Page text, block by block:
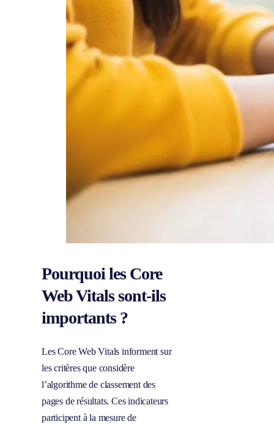
Pourquoi les Core
Web Vitals sont-ils
importants ?
Les Core Web Vitals informent sur
les critères que considère
l’algorithme de classement des
pages de résultats. Ces indicateurs
participent à la mesure de